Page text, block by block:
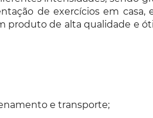
de exercícios em
produto de alta qualidade e
e transporte;